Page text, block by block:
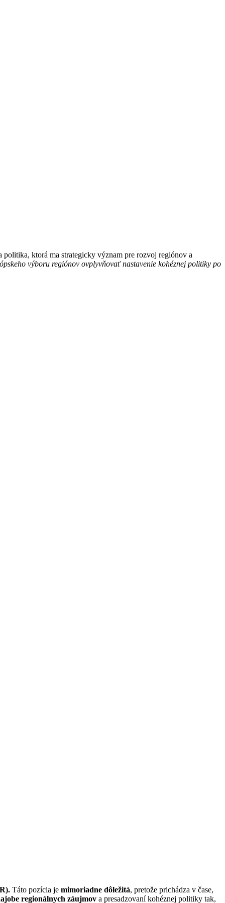
politika, ktorá ma strategicky význam pre rozvoj regiónov a
výboru regiónov ovplyvňovať nastavenie kohéznej politiky po
Táto pozícia je mimoriadne dôležitá, pretože prichádza v čase,
regionálnych záujmov a presadzovaní kohéznej politiky tak,